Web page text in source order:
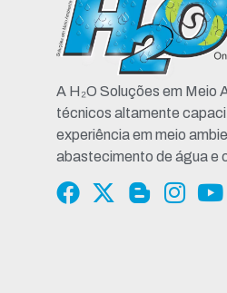
A H₂O Soluções em Meio
técnicos altamente
experiência em meio
abastecimento de água e